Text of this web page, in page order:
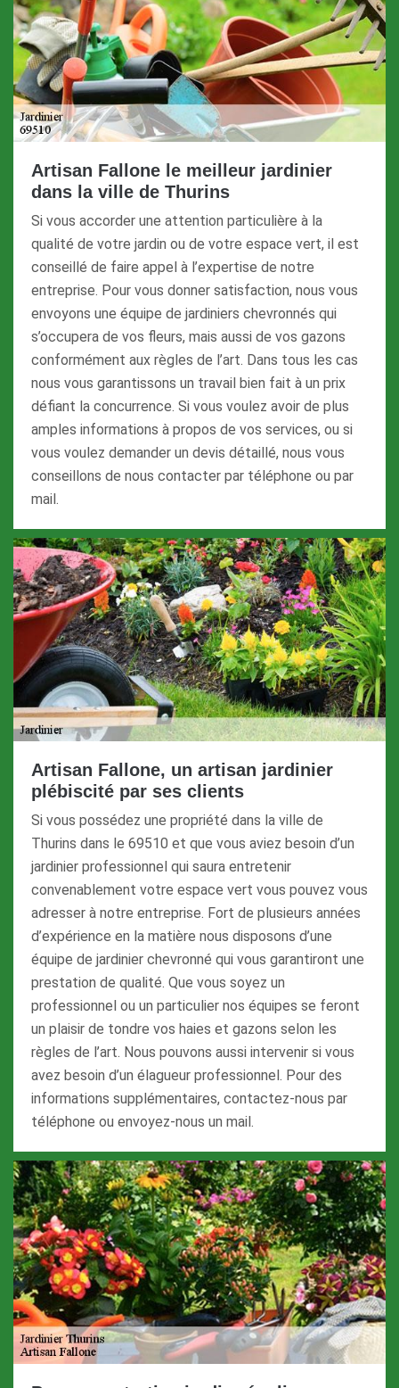
Artisan Fallone le meilleur jardinier
dans la ville de Thurins
Si vous accorder une attention particulière à la
qualité de votre jardin ou de votre espace vert, il est
conseillé de faire appel à l’expertise de notre
entreprise. Pour vous donner satisfaction, nous vous
envoyons une équipe de jardiniers chevronnés qui
s’occupera de vos fleurs, mais aussi de vos gazons
conformément aux règles de l’art. Dans tous les cas
nous vous garantissons un travail bien fait à un prix
défiant la concurrence. Si vous voulez avoir de plus
amples informations à propos de vos services, ou si
vous voulez demander un devis détaillé, nous vous
conseillons de nous contacter par téléphone ou par
mail.
Artisan Fallone, un artisan jardinier
plébiscité par ses clients
Si vous possédez une propriété dans la ville de
Thurins dans le 69510 et que vous aviez besoin d’un
jardinier professionnel qui saura entretenir
convenablement votre espace vert vous pouvez vous
adresser à notre entreprise. Fort de plusieurs années
d’expérience en la matière nous disposons d’une
équipe de jardinier chevronné qui vous garantiront une
prestation de qualité. Que vous soyez un
professionnel ou un particulier nos équipes se feront
un plaisir de tondre vos haies et gazons selon les
règles de l’art. Nous pouvons aussi intervenir si vous
avez besoin d’un élagueur professionnel. Pour des
informations supplémentaires, contactez-nous par
téléphone ou envoyez-nous un mail.